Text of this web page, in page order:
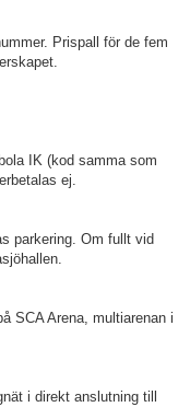
Prispall för de fem
IK (kod samma som
ej.
parkering. Om fullt vid
SCA Arena, multiarenan i
i direkt anslutning till